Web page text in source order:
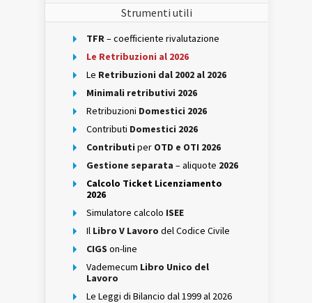
Strumenti utili
TFR– coefficiente rivalutazione
Le Retribuzioni al 2026
Le Retribuzioni dal 2002 al 2026
Minimali retributivi 2026
Retribuzioni Domestici 2026
Contributi Domestici 2026
Contributi per OTD e OTI 2026
Gestione separata – aliquote 2026
Calcolo Ticket Licenziamento
2026
Simulatore calcolo ISEE
Il Libro V Lavoro del Codice Civile
CIGS on-line
Vademecum Libro Unico del
Lavoro
Le Leggi di Bilancio dal 1999 al 2026